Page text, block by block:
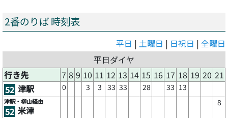
2番のりば 時刻表
平日 | 土曜日 | 日祝日 | 全曜日
平日ダイヤ
行き先
7 8 9 10 11 12 13 14 15 16 17 18 19 20 21
52 津駅 0 3 3 33 33 28 33 13
津駅・柳山経由
52 米津
8